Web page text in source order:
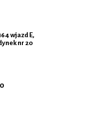
wjazd E,
nr 20